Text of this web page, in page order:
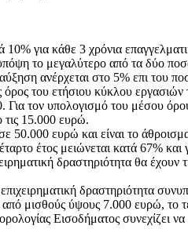
για κάθε 3 χρόνια
το μεγαλύτερο από τα δύο
ανέρχεται στο 5% επι του
του ετήσιου κύκλου εργασιών
τον υπολογισμό του μέσου
τις 15.000 ευρώ.
50.000 ευρώ και είναι το
έτος μειώνεται κατά 67%
δραστηριότητα θα
δραστηριότητα
από μισθούς ύψους 7.000 ευρώ,
Εισοδήματος συνεχίζει να